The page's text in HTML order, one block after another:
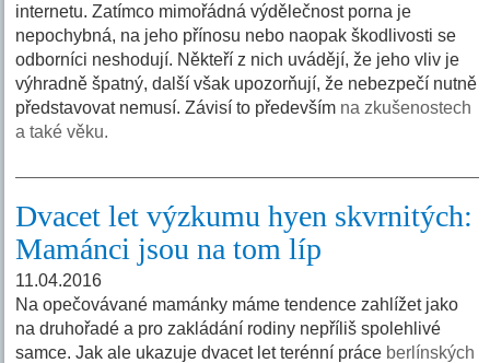
internetu. Zatímco mimořádná výdělečnost porna je
nepochybná, na jeho přínosu nebo naopak škodlivosti se
odborníci neshodují. Někteří z nich uvádějí, že jeho vliv je
výhradně špatný, další však upozorňují, že nebezpečí nutně
představovat nemusí. Závisí to především na zkušenostech
a také věku.
Dvacet let výzkumu hyen skvrnitých:
Mamánci jsou na tom líp
11.04.2016
Na opečovávané mamánky máme tendence zahlížet jako
na druhořadé a pro zakládání rodiny nepříliš spolehlivé
samce. Jak ale ukazuje dvacet let terénní práce berlínských